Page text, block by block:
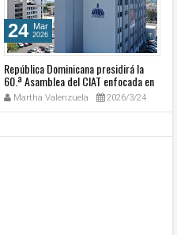
24 Mar
2026
República Dominicana presidirá la
60.ª Asamblea del CIAT enfocada en
transformación digital tributaria en
Punta Cana
Martha Valenzuela 2026/3/24